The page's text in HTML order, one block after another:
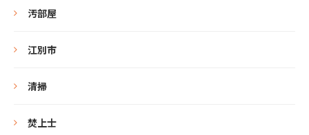
汚部屋
江別市
清掃
焚上士